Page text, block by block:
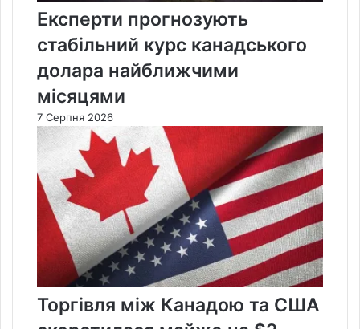
Експерти прогнозують
стабільний курс канадського
долара найближчими
місяцями
7 Серпня 2026
Торгівля між Канадою та США